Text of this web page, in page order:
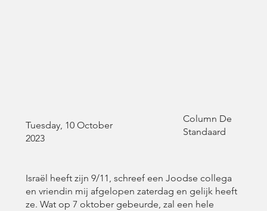
Israël heeft zijn 9/11, schreef een Joodse collega
en vriendin mij afgelopen zaterdag en gelijk heeft
ze. Wat op 7 oktober gebeurde, zal een hele
Tuesday, 10 October
2023
Column De
Standaard